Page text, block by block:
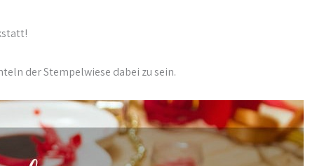
der Stempelwiese dabei zu sein.